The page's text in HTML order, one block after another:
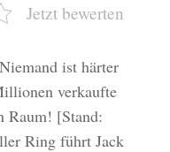
Jetzt bewerten
ist härter
verkaufte
Raum! [Stand:
Ring führt Jack